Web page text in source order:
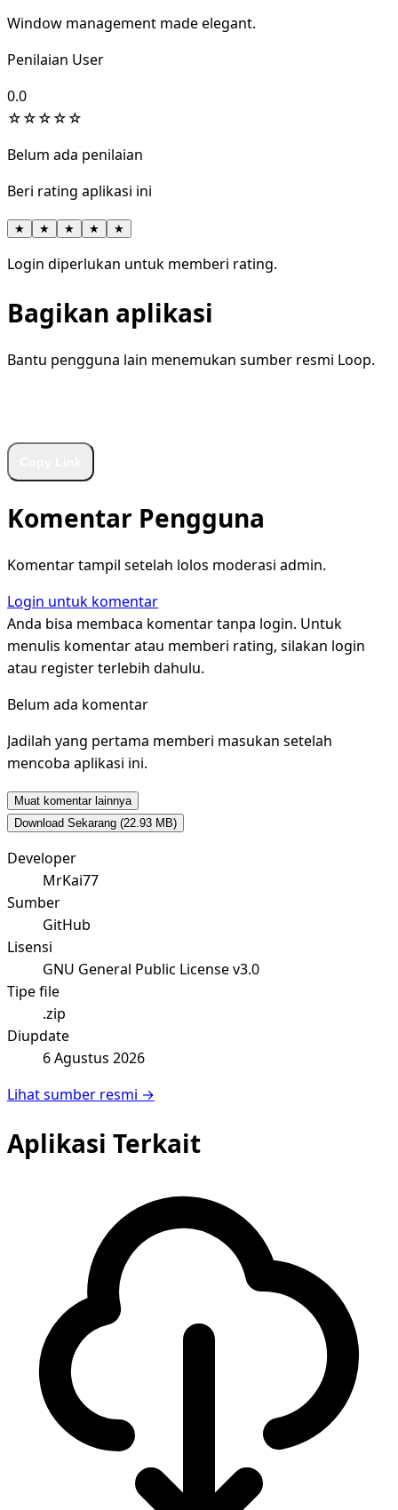
Window management made elegant.
Penilaian User
0.0
☆☆☆☆☆
Belum ada penilaian
Beri rating aplikasi ini
★ ★ ★ ★ ★
Login diperlukan untuk memberi rating.
Bagikan aplikasi
Bantu pengguna lain menemukan sumber resmi Loop.
Komentar Pengguna
Komentar tampil setelah lolos moderasi admin.
Login untuk komentar
Anda bisa membaca komentar tanpa login. Untuk
menulis komentar atau memberi rating, silakan login
atau register terlebih dahulu.
Belum ada komentar
Jadilah yang pertama memberi masukan setelah
mencoba aplikasi ini.
Muat komentar lainnya
Download Sekarang (22.93 MB)
Developer
MrKai77
Sumber
GitHub
Lisensi
GNU General Public License v3.0
Tipe file
.zip
Diupdate
6 Agustus 2026
Lihat sumber resmi →
Aplikasi Terkait